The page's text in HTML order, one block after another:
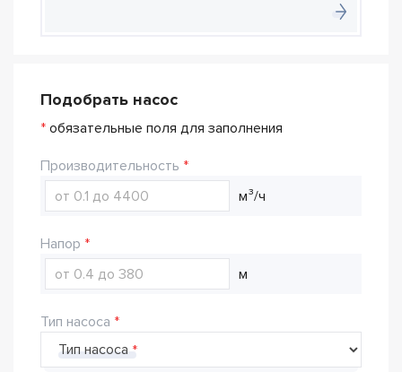
Подобрать насос
* обязательные поля для заполнения
Производительность
м³/ч
Напор
м
Тип насоса
Тип насоса